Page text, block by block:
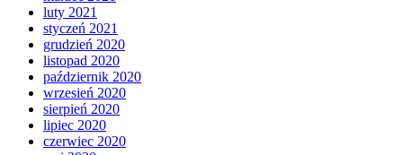
luty 2021
styczeń 2021
grudzień 2020
listopad 2020
październik 2020
wrzesień 2020
sierpień 2020
lipiec 2020
czerwiec 2020